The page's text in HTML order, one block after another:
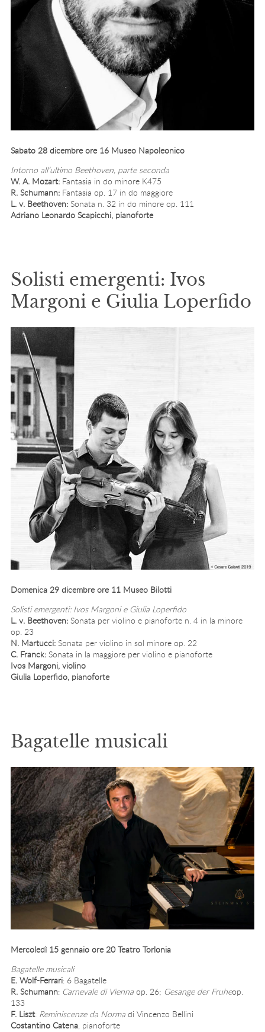
Sabato 28 dicembre ore 16 Museo Napoleonico
Intorno all’ultimo Beethoven, parte seconda
W. A. Mozart: Fantasia in do minore K475
R. Schumann:Fantasia op. 17 in do maggiore
L. v. Beethoven: Sonata n. 32 in do minore op. 111
Adriano Leonardo Scapicchi, pianoforte
Solisti emergenti: Ivos
Margoni e Giulia Loperfido
Domenica 29 dicembre ore 11 Museo Bilotti
Solisti emergenti: Ivos Margoni e Giulia Loperfido
L. v. Beethoven:Sonata per violino e pianoforte n. 4 in la minore
op. 23
N. Martucci:Sonata per violino in sol minore op. 22
C. Franck: Sonata in la maggiore per violino e pianoforte
Ivos Margoni, violino
Giulia Loperfido, pianoforte
Bagatelle musicali
Mercoledì 15 gennaio ore 20 Teatro Torlonia
Bagatelle musicali
E. Wolf-Ferrari: 6 Bagatelle
R. Schumann: Carnevale di Vienna op. 26; Gesange der Fruheop.
133
F. Liszt: Reminiscenze da Normadi Vincenzo Bellini
Costantino Catena, pianoforte